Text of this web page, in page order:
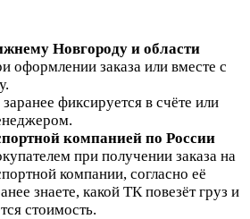
Новгороду и области
оформлении заказа или вместе с
фиксируется в счёте или
компанией по России
при получении заказа на
компании, согласно её
знаете, какой ТК повезёт груз и
стоимость.